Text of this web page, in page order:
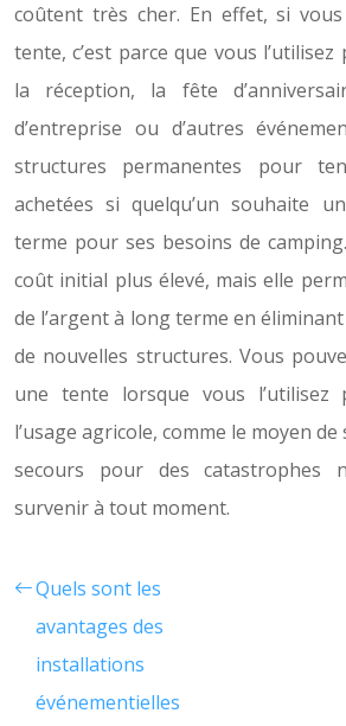
coûtent très cher. En effet, si
tente, c’est parce que vous
la réception, la fête
d’entreprise ou d’autres
structures permanentes pour
achetées si quelqu’un souhaite
terme pour ses besoins de
coût initial plus élevé, mais elle
de l’argent à long terme en
de nouvelles structures. Vous
une tente lorsque vous
l’usage agricole, comme le moyen
secours pour des catastrophes
survenir à tout moment.
Quels sont les
avantages des
installations
événementielles